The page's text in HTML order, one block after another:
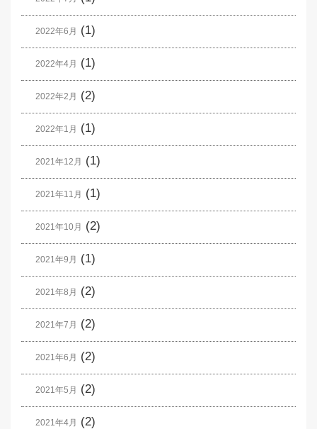
2022年6月 (1)
2022年4月 (1)
2022年2月 (2)
2022年1月 (1)
2021年12月 (1)
2021年11月 (1)
2021年10月 (2)
2021年9月 (1)
2021年8月 (2)
2021年7月 (2)
2021年6月 (2)
2021年5月 (2)
2021年4月 (2)